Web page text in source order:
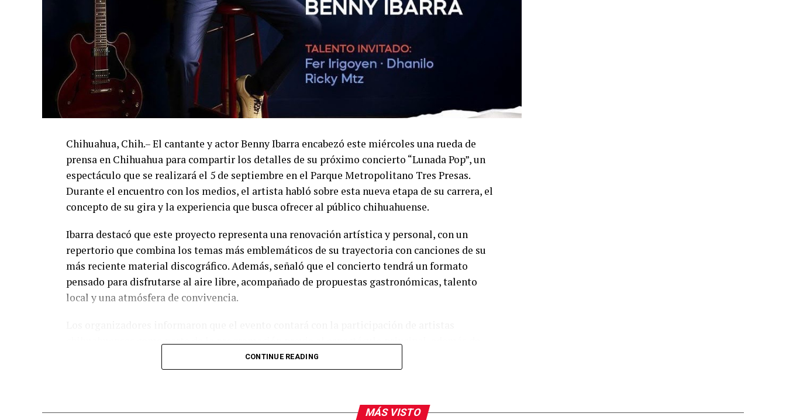
Chihuahua, Chih.– El cantante y actor Benny Ibarra encabezó este miércoles una rueda de
prensa en Chihuahua para compartir los detalles de su próximo concierto “Lunada Pop”, un
espectáculo que se realizará el 5 de septiembre en el Parque Metropolitano Tres Presas.
Durante el encuentro con los medios, el artista habló sobre esta nueva etapa de su carrera, el
concepto de su gira y la experiencia que busca ofrecer al público chihuahuense.
Ibarra destacó que este proyecto representa una renovación artística y personal, con un
repertorio que combina los temas más emblemáticos de su trayectoria con canciones de su
más reciente material discográfico. Además, señaló que el concierto tendrá un formato
pensado para disfrutarse al aire libre, acompañado de propuestas gastronómicas, talento
local y una atmósfera de convivencia.
chihuahuenses como parte de la programación previa al espectáculo principal, además de
diversas experiencias para los asistentes. También reiteraron la invitación al público para
adquirir sus boletos con anticipación y formar parte de una de las presentaciones más
Nota: Al concluir sus actividades, Benny Ibarra fue visto en el restaurante Aire Liebre, en la
CONTINUE READING
MÁS VISTO